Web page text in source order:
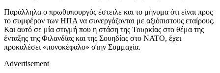
Παράλληλα ο πρωθυπουργός έστειλε και το μήνυμα ότι είναι προς
το συμφέρον των ΗΠΑ να συνεργάζονται με αξιόπιστους εταίρους.
Και αυτό σε μία στιγμή που η στάση της Τουρκίας στο θέμα της
ένταξης της Φιλανδίας και της Σουηδίας στο ΝΑΤΟ, έχει
προκαλέσει «πονοκέφαλο» στην Συμμαχία.
Advertisement